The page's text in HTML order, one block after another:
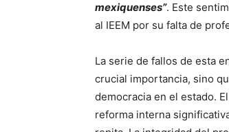
mexiquenses”. Este
al IEEM por su falta de
La serie de fallos de esta
crucial importancia, sino
democracia en el estado.
reforma interna